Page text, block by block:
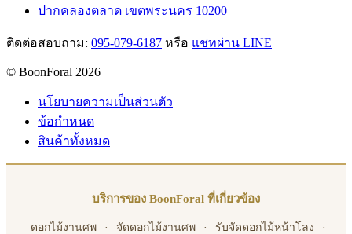
ปากคลองตลาด เขตพระนคร 10200
ติดต่อสอบถาม: 095-079-6187 หรือ แชทผ่าน LINE
© BoonForal 2026
นโยบายความเป็นส่วนตัว
ข้อกำหนด
สินค้าทั้งหมด
บริการของ BoonForal ที่เกี่ยวข้อง
ดอกไม้งานศพ · จัดดอกไม้งานศพ · รับจัดดอกไม้หน้าโลง
·